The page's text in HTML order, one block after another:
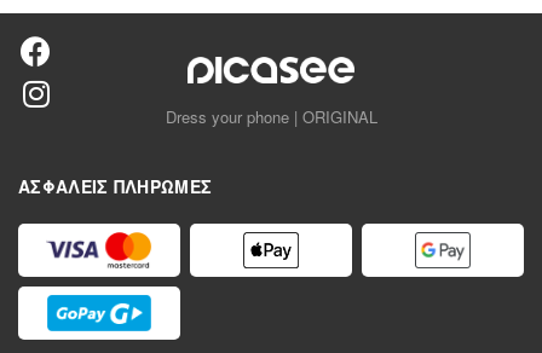
Dress your phone | ORIGINAL
ΑΣΦΑΛΕΊΣ ΠΛΗΡΩΜΈΣ